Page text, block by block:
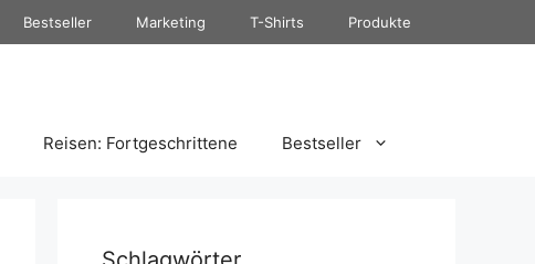
Bestseller Marketing T-Shirts Produkte
Reisen: Fortgeschrittene Bestseller